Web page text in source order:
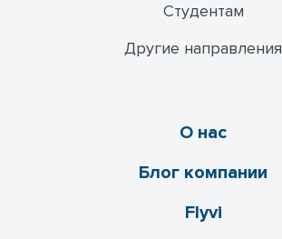
Студентам
Другие направления
О нас
Блог компании
Flyvi